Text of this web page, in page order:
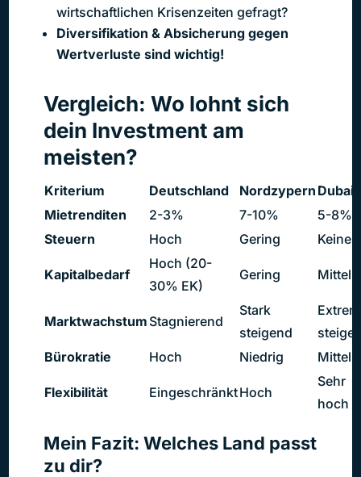
wirtschaftlichen Krisenzeiten gefragt?
Diversifikation & Absicherung gegen
Wertverluste sind wichtig!
Vergleich: Wo lohnt sich
dein Investment am
meisten?
Kriterium Deutschland Nordzypern Dubai
Mietrenditen
2-3% 7-10%
5-8%
Steuern
Hoch Gering Keine*
Kapitalbedarf
Hoch (20-
30% EK)
Gering Mittel
Marktwachstum Stagnierend
Stark
steigend
Extrem
Bürokratie
Hoch Niedrig Mittel
Flexibilität EingeschränktHoch
Sehr
hoch
Mein Fazit: Welches Land passt
zu dir?